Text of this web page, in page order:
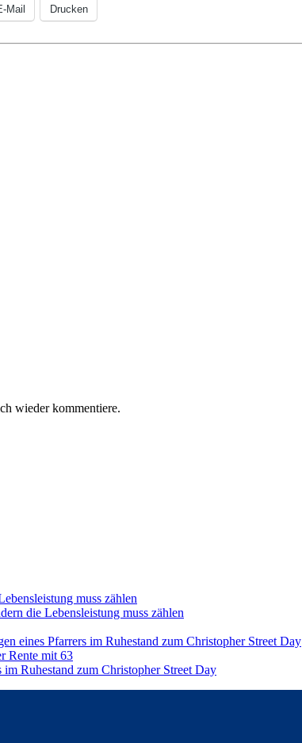
Mail Drucken
wieder kommentiere.
muss zählen
die Lebensleistung muss zählen
eines Pfarrers im Ruhestand zum Christopher Street Day
Rente mit 63
Ruhestand zum Christopher Street Day